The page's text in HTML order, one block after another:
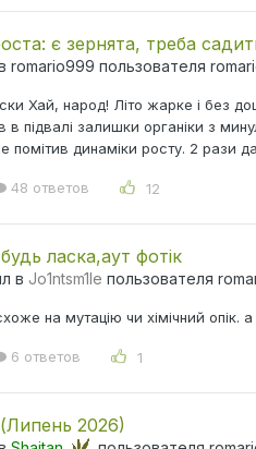
є зернята, треба
romario999 пользователя
Хай, народ! Літо жарке і без
в підвалі залишки органіки з
помітив динаміки росту. 2 рази
48 ответов 12
ласка,аут фотік
в Jo1ntsm1le пользователя
на мутацію чи хімічний опік.
6 ответов 1
2026)